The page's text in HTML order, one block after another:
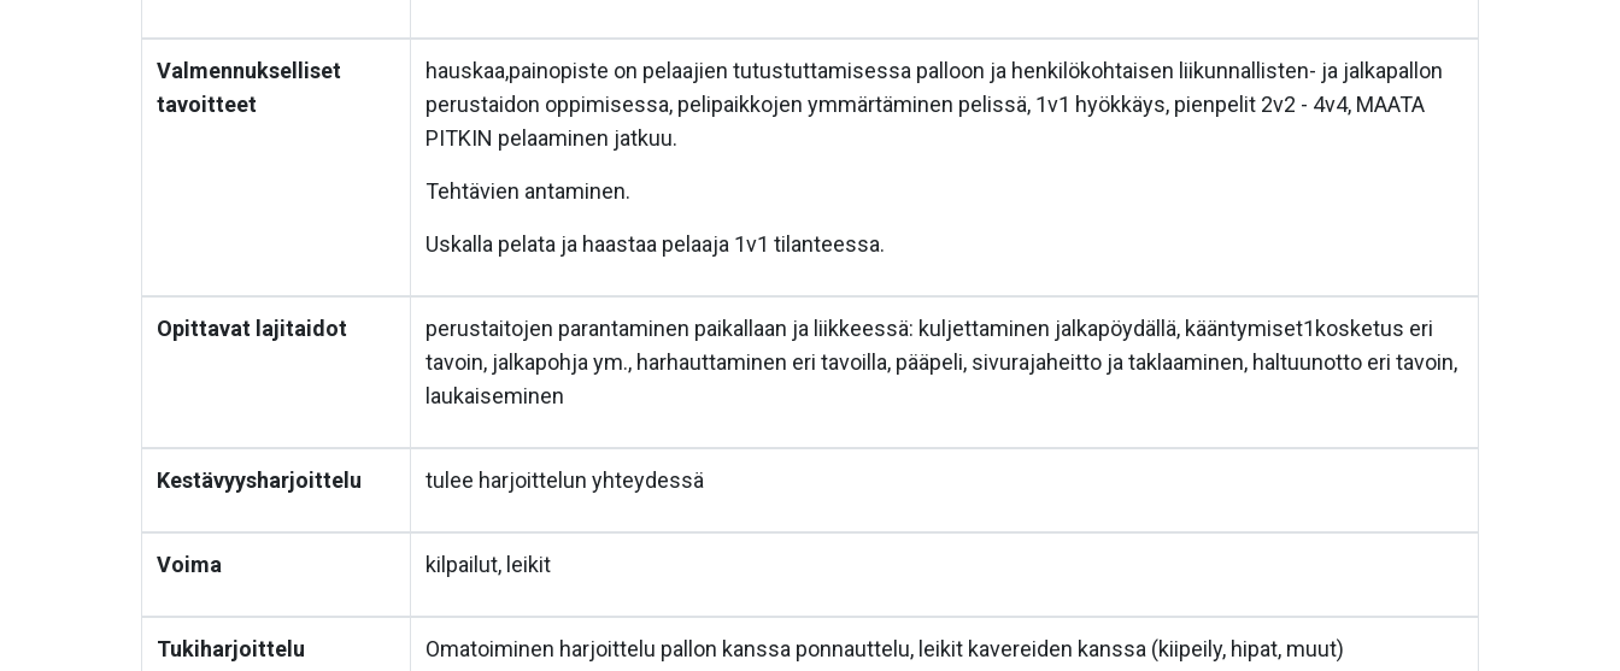
Valmennukselliset
tavoitteet
hauskaa,painopiste on pelaajien tutustuttamisessa palloon ja henkilökohtaisen liikunnallisten- ja jalkapallon
perustaidon oppimisessa, pelipaikkojen ymmärtäminen pelissä, 1v1 hyökkäys, pienpelit 2v2 - 4v4, MAATA
PITKIN pelaaminen jatkuu.
Tehtävien antaminen.
Uskalla pelata ja haastaa pelaaja 1v1 tilanteessa.
Opittavat lajitaidot
perustaitojen parantaminen paikallaan ja liikkeessä: kuljettaminen jalkapöydällä, kääntymiset1kosketus eri
tavoin, jalkapohja ym., harhauttaminen eri tavoilla, pääpeli, sivurajaheitto ja taklaaminen, haltuunotto eri tavoin,
laukaiseminen
Kestävyysharjoittelu tulee harjoittelun yhteydessä
Voima kilpailut, leikit
Tukiharjoittelu Omatoiminen harjoittelu pallon kanssa ponnauttelu, leikit kavereiden kanssa (kiipeily, hipat, muut)